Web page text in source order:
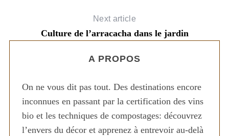
Next article
Culture de l’arracacha dans le jardin
A PROPOS
On ne vous dit pas tout. Des destinations encore
inconnues en passant par la certification des vins
bio et les techniques de compostages: découvrez
l’envers du décor et apprenez à entrevoir au-delà
a